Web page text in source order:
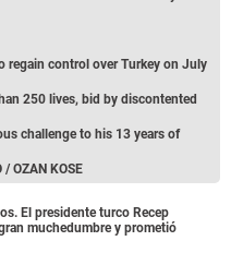
regain control over Turkey on July
250 lives, bid by discontented
challenge to his 13 years of
OZAN KOSE
El presidente turco Recep
muchedumbre y prometió